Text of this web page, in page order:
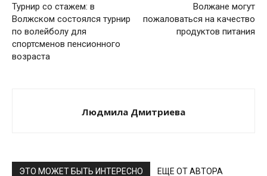
Турнир со стажем: в
Волжском состоялся турнир
по волейболу для
спортсменов пенсионного
возраста
Волжане могут
пожаловаться на качество
продуктов питания
Людмила Дмитриева
ЭТО МОЖЕТ БЫТЬ ИНТЕРЕСНО ЕЩЕ ОТ АВТОРА